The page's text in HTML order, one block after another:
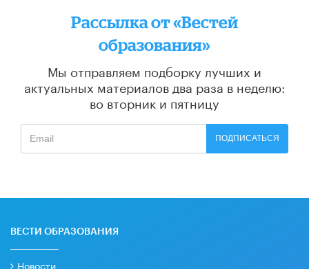
Рассылка от «Вестей
образования»
Мы отправляем подборку лучших и
актуальных материалов два раза в неделю:
во вторник и пятницу
ПОДПИСАТЬСЯ
ВЕСТИ ОБРАЗОВАНИЯ
Новости